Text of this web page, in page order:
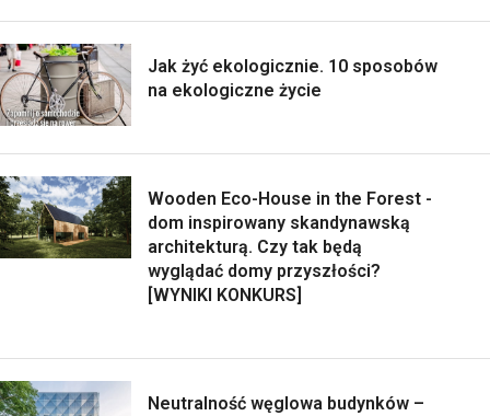
Jak żyć ekologicznie. 10 sposobów
na ekologiczne życie
Wooden Eco-House in the Forest -
dom inspirowany skandynawską
architekturą. Czy tak będą
wyglądać domy przyszłości?
[WYNIKI KONKURS]
Neutralność węglowa budynków –